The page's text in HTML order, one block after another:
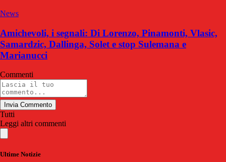
News
Amichevoli, i segnali: Di Lorenzo, Pinamonti, Vlasic,
Samardzic, Dallinga, Solet e stop Sulemana e
Marianucci
Commenti
Invia Commento
Tutti
Leggi altri commenti
Ultime Notizie